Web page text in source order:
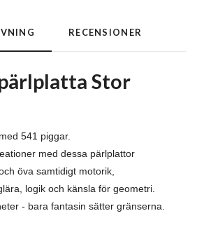
RECENSIONER
Stor
541 piggar.
med dessa pärlplattor
öva samtidigt motorik,
logik och känsla för geometri.
- bara fantasin sätter gränserna.